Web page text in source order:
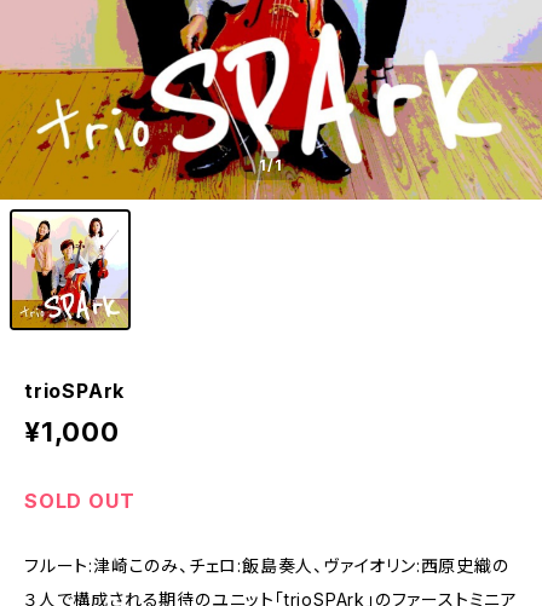
1/1
trioSPArk
¥1,000
SOLD OUT
フルート:津崎このみ、チェロ:飯島奏人、ヴァイオリン:西原史織の
３人で構成される期待のユニット「trioSPArk」のファーストミニア